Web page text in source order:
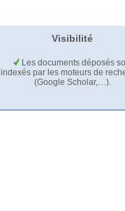
Visibilité
Les documents déposés
indexés par les moteurs de
(Google Scholar,…).